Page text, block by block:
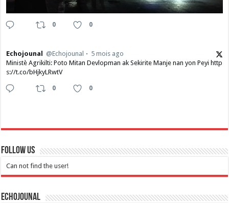
0 0
Echojounal @Echojounal
5 mois ago
Ministè Agrikilti: Poto Mitan Devlopman ak Sekirite Manje nan yon Peyi http
s://t.co/bHjkyLRwtV
0 0
Follow Us
Can not find the user!
Echojounal